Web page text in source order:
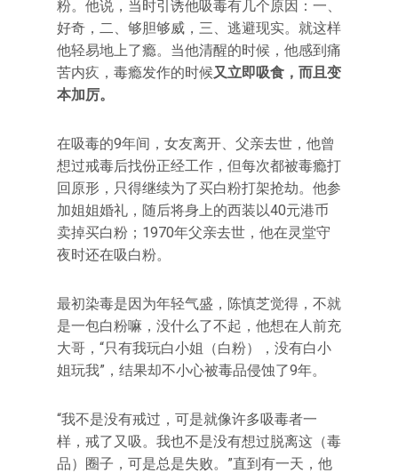
粉。他说，当时引诱他吸毒有几个原因：一、
好奇，二、够胆够威，三、逃避现实。就这样
他轻易地上了瘾。当他清醒的时候，他感到痛
苦内疚，毒瘾发作的时候又立即吸食，而且变
本加厉。
在吸毒的9年间，女友离开、父亲去世，他曾
想过戒毒后找份正经工作，但每次都被毒瘾打
回原形，只得继续为了买白粉打架抢劫。他参
加姐姐婚礼，随后将身上的西装以40元港币
卖掉买白粉；1970年父亲去世，他在灵堂守
夜时还在吸白粉。
最初染毒是因为年轻气盛，陈慎芝觉得，不就
是一包白粉嘛，没什么了不起，他想在人前充
大哥，“只有我玩白小姐（白粉），没有白小
姐玩我”，结果却不小心被毒品侵蚀了9年。
“我不是没有戒过，可是就像许多吸毒者一
样，戒了又吸。我也不是没有想过脱离这（毒
品）圈子，可是总是失败。”直到有一天，他